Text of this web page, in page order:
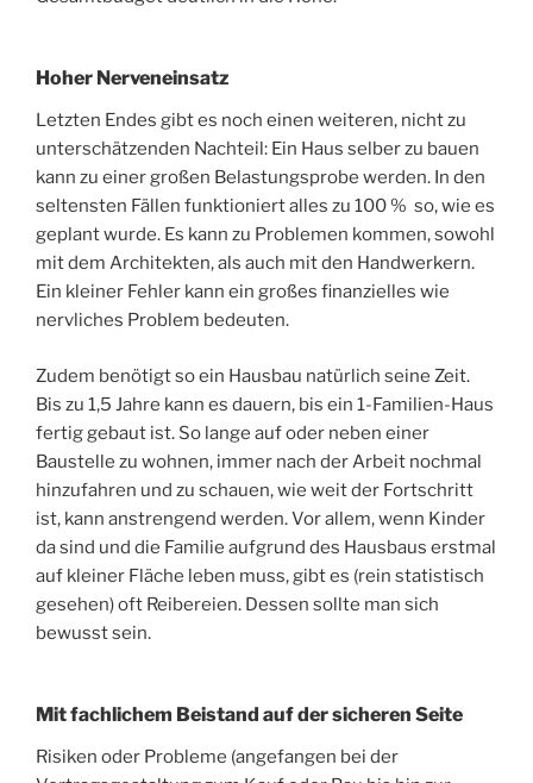
Hoher Nerveneinsatz
Letzten Endes gibt es noch einen weiteren, nicht zu
unterschätzenden Nachteil: Ein Haus selber zu bauen
kann zu einer großen Belastungsprobe werden. In den
seltensten Fällen funktioniert alles zu 100 % so, wie es
geplant wurde. Es kann zu Problemen kommen, sowohl
mit dem Architekten, als auch mit den Handwerkern.
Ein kleiner Fehler kann ein großes finanzielles wie
nervliches Problem bedeuten.
Zudem benötigt so ein Hausbau natürlich seine Zeit.
Bis zu 1,5 Jahre kann es dauern, bis ein 1-Familien-Haus
fertig gebaut ist. So lange auf oder neben einer
Baustelle zu wohnen, immer nach der Arbeit nochmal
hinzufahren und zu schauen, wie weit der Fortschritt
ist, kann anstrengend werden. Vor allem, wenn Kinder
da sind und die Familie aufgrund des Hausbaus erstmal
auf kleiner Fläche leben muss, gibt es (rein statistisch
gesehen) oft Reibereien. Dessen sollte man sich
bewusst sein.
Mit fachlichem Beistand auf der sicheren Seite
Risiken oder Probleme (angefangen bei der